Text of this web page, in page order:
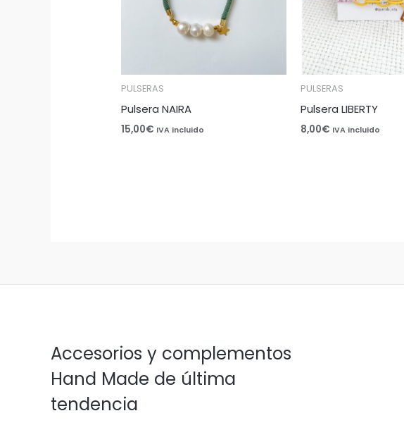
PULSERAS
Pulsera NAIRA
15,00€ IVA incluido
PULSERAS
Pulsera LIBERTY
8,00€ IVA incluido
Accesorios y complementos
Hand Made de última
tendencia